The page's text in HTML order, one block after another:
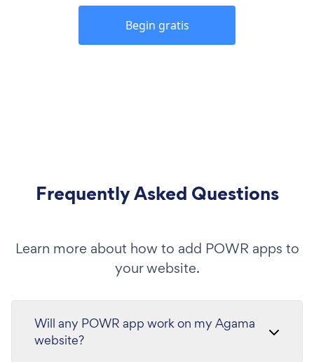
Begin gratis
Frequently Asked Questions
Learn more about how to add POWR apps to
your website.
Will any POWR app work on my Agama
website?